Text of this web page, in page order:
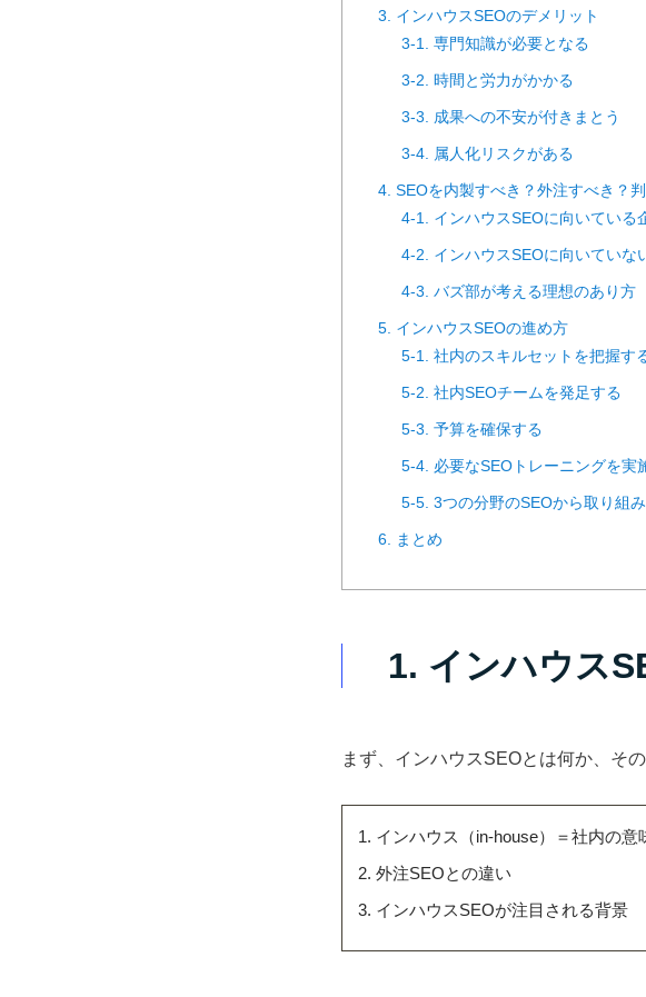
3. インハウスSEOのデメリット
3-1. 専門知識が必要となる
3-2. 時間と労力がかかる
3-3. 成果への不安が付きまとう
3-4. 属人化リスクがある
4. SEOを内製すべき？外注すべき？
4-1. インハウスSEOに向いている
4-2. インハウスSEOに向いていな
4-3. バズ部が考える理想のあり方
5. インハウスSEOの進め方
5-1. 社内のスキルセットを把握す
5-2. 社内SEOチームを発足する
5-3. 予算を確保する
5-4. 必要なSEOトレーニングを実
5-5. 3つの分野のSEOから取り組
6. まとめ
1. インハウス
まず、インハウスSEOとは何か、そ
インハウス（in-house）＝社内の意
外注SEOとの違い
インハウスSEOが注目される背景